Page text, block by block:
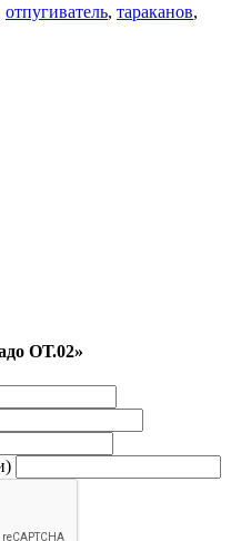
отпугиватель, тараканов,
ОТ.02»